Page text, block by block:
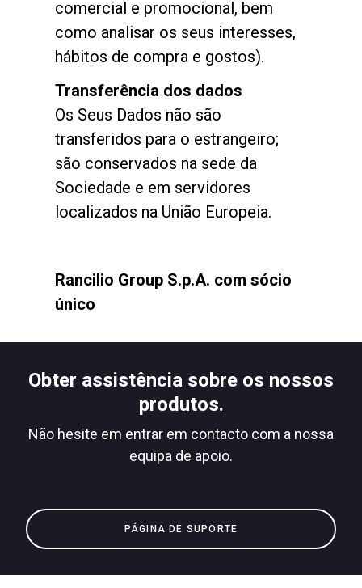
comercial e promocional, bem
como analisar os seus interesses,
hábitos de compra e gostos).
Transferência dos dados
Os Seus Dados não são
transferidos para o estrangeiro;
são conservados na sede da
Sociedade e em servidores
localizados na União Europeia.
Rancilio Group S.p.A. com sócio
único
Obter assistência sobre os nossos
produtos.
Não hesite em entrar em contacto com a nossa
equipa de apoio.
PÁGINA DE SUPORTE